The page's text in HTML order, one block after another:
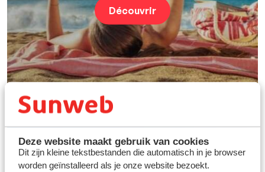
Deze website maakt gebruik van cookies
Dit zijn kleine tekstbestanden die automatisch in je browser
worden geïnstalleerd als je onze website bezoekt.
Découvrir